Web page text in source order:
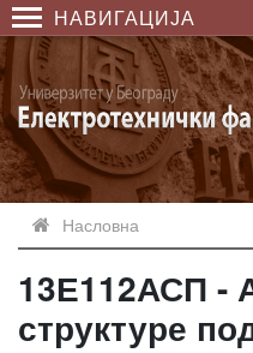
НАВИГАЦИЈА
Насловна
13Е112АСП -
структуре